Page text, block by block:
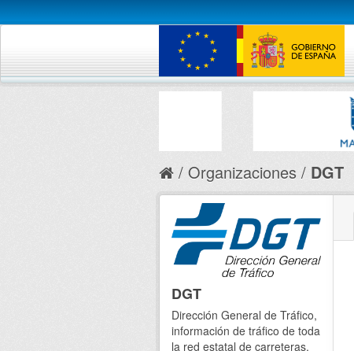
Organizaciones DGT
DGT
Dirección General de Tráfico,
información de tráfico de toda
la red estatal de carreteras,